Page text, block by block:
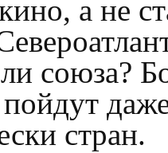
а не
союза?
стран.